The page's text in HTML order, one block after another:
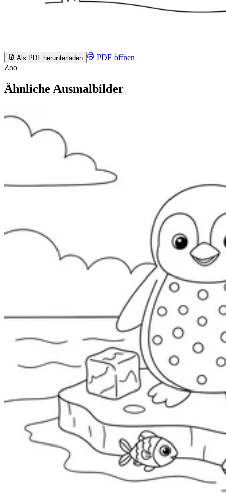
Als PDF herunterladen
PDF öffnen
Zoo
Ähnliche Ausmalbilder